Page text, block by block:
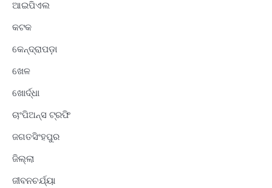
ଆଇପିଏଲ
କଟକ
କେନ୍ଦ୍ରାପଡ଼ା
ଖେଳ
ଖୋର୍ଦ୍ଧା
ଚାଂପିଅନ୍ସ ଟ୍ରଫି
ଜଗତସିଂହପୁର
ଜିଲ୍ଲା
ଜୀବନଚର୍ଯ୍ୟା